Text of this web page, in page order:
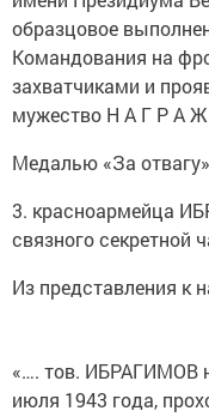
образцовое
Командования на
захватчиками и
мужество Н А Г Р А
Медалью «За
3. красноармейца
связного секретной
Из представления к
«…. тов. ИБРАГИМОВ
июля 1943 года,